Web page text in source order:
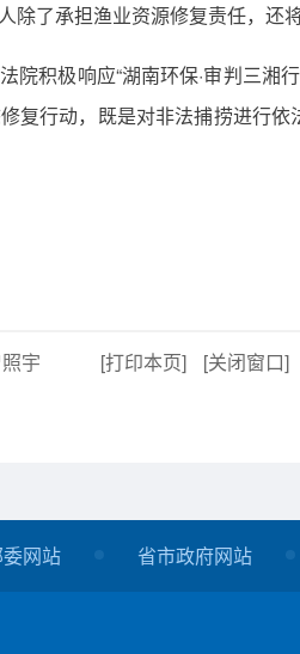
了承担渔业资源修复责任，还
院积极响应“湖南环保·审判三
复行动，既是对非法捕捞进行
宇 [打印本页] [关闭窗口]
网站 省市政府网站